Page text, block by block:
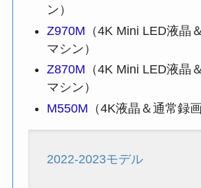
ン）
Z970M （4K Mini LED液晶
マシン）
Z870M （4K Mini LED液晶
マシン）
M550M （4K液晶＆通常録画
2022-2023モデル